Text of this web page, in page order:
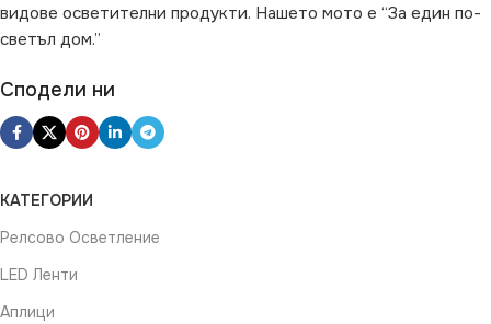
видове осветителни продукти. Нашето мото е “За един по-
светъл дом.”
Сподели ни
КАТЕГОРИИ
Релсово Осветление
LED Ленти
Аплици